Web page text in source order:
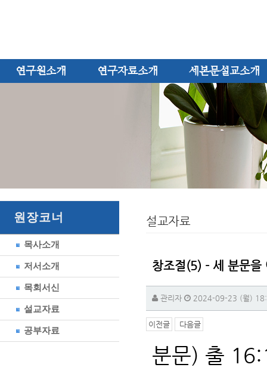
연구원소개 연구자료소개 세본문설교소개
원장코너
목사소개
저서소개
목회서신
설교자료
공부자료
설교자료
창조절(5) - 세 분문을
관리자 2024-09-23 (월)
이전글 다음글
분문) 출